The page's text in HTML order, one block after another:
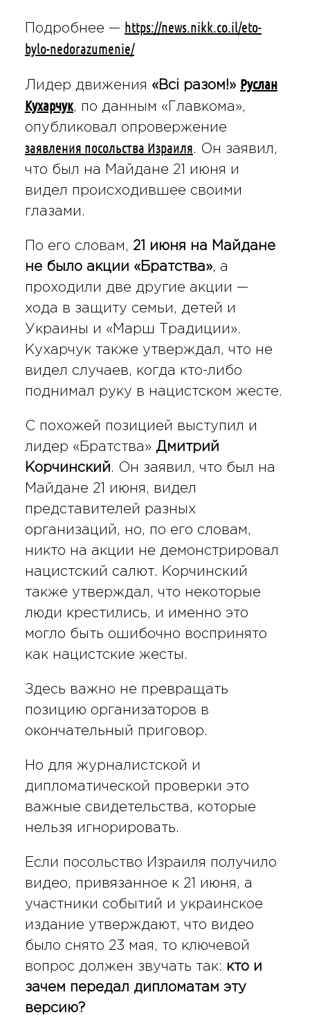
Подробнее — https://news.nikk.co.il/eto-
bylo-nedorazumenie/
Лидер движения «Всі разом!» Руслан
Кухарчук, по данным «Главкома»,
опубликовал опровержение
заявления посольства Израиля. Он заявил,
что был на Майдане 21 июня и
видел происходившее своими
глазами.
По его словам, 21 июня на Майдане
не было акции «Братства», а
проходили две другие акции —
хода в защиту семьи, детей и
Украины и «Марш Традиции».
Кухарчук также утверждал, что не
видел случаев, когда кто-либо
поднимал руку в нацистском жесте.
С похожей позицией выступил и
лидер «Братства» Дмитрий
Корчинский. Он заявил, что был на
Майдане 21 июня, видел
представителей разных
организаций, но, по его словам,
никто на акции не демонстрировал
нацистский салют. Корчинский
также утверждал, что некоторые
люди крестились, и именно это
могло быть ошибочно воспринято
как нацистские жесты.
Здесь важно не превращать
позицию организаторов в
окончательный приговор.
Но для журналистской и
дипломатической проверки это
важные свидетельства, которые
нельзя игнорировать.
Если посольство Израиля получило
видео, привязанное к 21 июня, а
участники событий и украинское
издание утверждают, что видео
было снято 23 мая, то ключевой
вопрос должен звучать так: кто и
зачем передал дипломатам эту
версию?